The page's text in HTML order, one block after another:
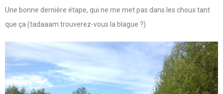
Une bonne dernière étape, qui ne me met pas dans les choux tant
que ça (tadaaam trouverez-vous la blague ?)